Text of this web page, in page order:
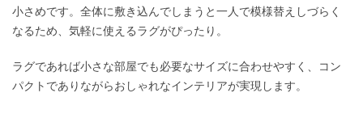
小さめです。全体に敷き込んでしまうと一人で模様替えしづらく
なるため、気軽に使えるラグがぴったり。
ラグであれば小さな部屋でも必要なサイズに合わせやすく、コン
パクトでありながらおしゃれなインテリアが実現します。